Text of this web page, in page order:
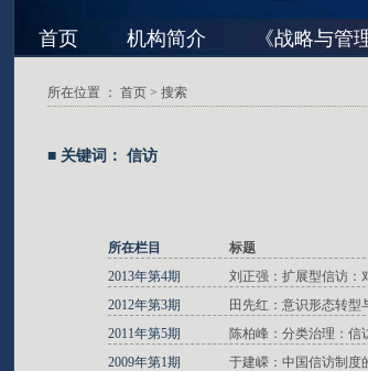
首页 机构简介 《战略与管
所在位置 ： 首页 > 搜索
■ 关键词： 信访
所在栏目 标题
2013年第4期
刘正强：扩展型信访：
2012年第3期
田先红：意识形态转型
2011年第5期
陈柏峰：分类治理：信
2009年第1期
于建嵘：中国信访制度